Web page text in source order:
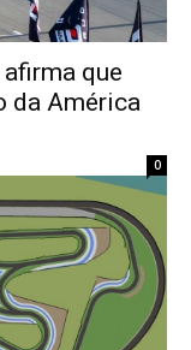
que
da América
0